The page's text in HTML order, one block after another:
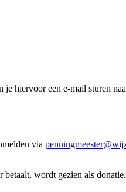
hiervoor een e-mail sturen
via
wordt gezien als